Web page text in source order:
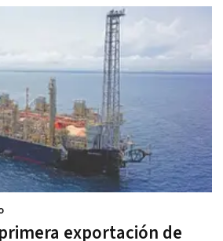
exportación de